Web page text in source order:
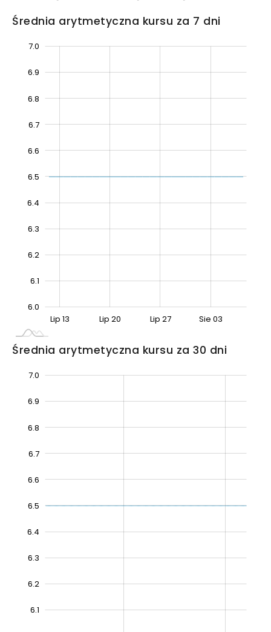
Średnia arytmetyczna kursu za 7 dni
6.4
6.0
6.1
6.2
6.3
6.4
6.5
6.6
6.7
6.8
6.9
7.0
Lip 06Lip 13 Lip 20 Lip 27 Sie 03
Sie 10
Średnia arytmetyczna kursu za 30 dni
6.4
6.1
6.2
6.3
6.4
6.5
6.6
6.7
6.8
6.9
7.0